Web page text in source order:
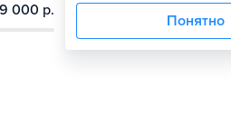
000 р.
Понятно